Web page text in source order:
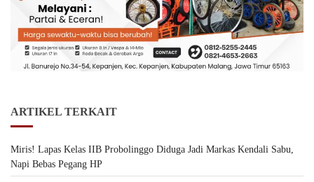
ARTIKEL TERKAIT
Miris! Lapas Kelas IIB Probolinggo Diduga Jadi Markas Kendali Sabu,
Napi Bebas Pegang HP